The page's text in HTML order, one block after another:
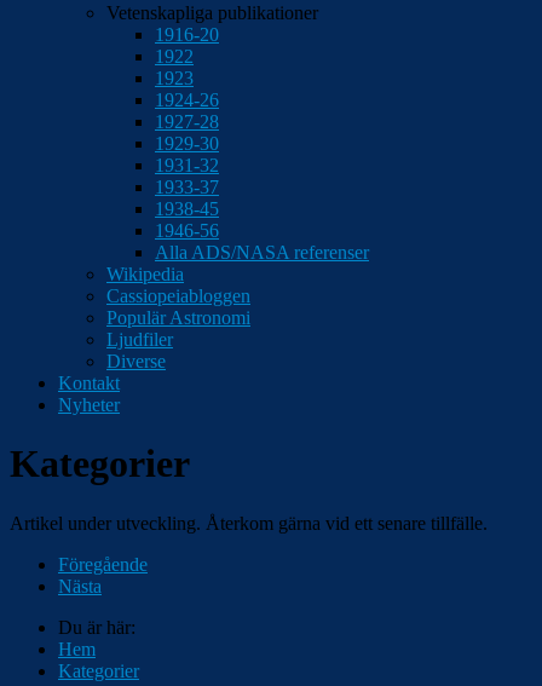
Vetenskapliga publikationer
1916-20
1922
1923
1924-26
1927-28
1929-30
1931-32
1933-37
1938-45
1946-56
Alla ADS/NASA referenser
Wikipedia
Cassiopeiabloggen
Populär Astronomi
Ljudfiler
Diverse
Kontakt
Nyheter
Kategorier
Artikel under utveckling. Återkom gärna vid ett senare tillfälle.
Föregående
Nästa
Du är här:
Hem
Kategorier